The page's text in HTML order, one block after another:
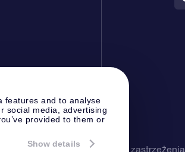
features and to analyse
social media, advertising
provided to them or
Show details
Polityka prywatności i zastrzeżenia